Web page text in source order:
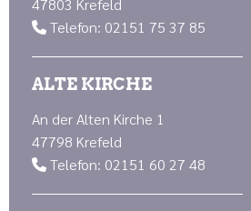
47803 Krefeld
 Telefon: 02151 75 37 85
ALTE KIRCHE
An der Alten Kirche 1
47798 Krefeld
 Telefon: 02151 60 27 48